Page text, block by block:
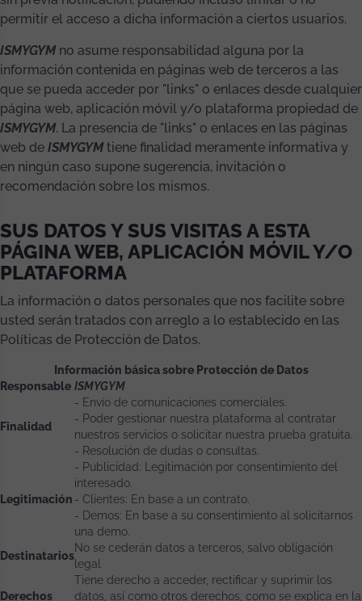
permitir el acceso a dicha información a ciertos usuarios.
ISMYGYMno asume responsabilidad alguna por la
información contenida en páginas web de terceros a las
que se pueda acceder por "links" o enlaces desde cualquier
página web, aplicación móvil y/o plataforma propiedad de
ISMYGYM. La presencia de "links" o enlaces en las páginas
web de ISMYGYMtiene finalidad meramente informativa y
en ningún caso supone sugerencia, invitación o
recomendación sobre los mismos.
SUS DATOS Y SUS VISITAS A ESTA
PÁGINA WEB, APLICACIÓN MÓVIL Y/O
PLATAFORMA
La información o datos personales que nos facilite sobre
usted serán tratados con arreglo a lo establecido en las
Políticas de Protección de Datos.
Información básica sobre Protección de Datos
Responsable ISMYGYM
Finalidad
- Envío de comunicaciones comerciales.
- Poder gestionar nuestra plataforma al contratar
nuestros servicios o solicitar nuestra prueba gratuita.
- Resolución de dudas o consultas.
Legitimación
- Publicidad: Legitimación por consentimiento del
interesado.
- Clientes: En base a un contrato.
- Demos: En base a su consentimiento al solicitarnos
una demo.
Destinatarios
No se cederán datos a terceros, salvo obligación
legal
Derechos
Tiene derecho a acceder, rectificar y suprimir los
datos, así como otros derechos, como se explica en la